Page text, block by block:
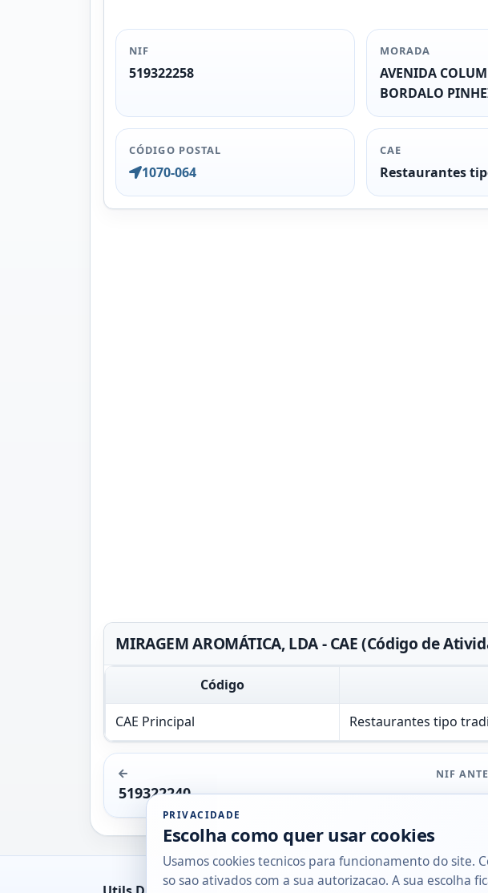
NIF
519322258
MORADA
AVENIDA
BORDALO
CÓDIGO POSTAL
1070-064
CAE
Restaurantes
MIRAGEM AROMÁTICA, LDA - CAE (Código de
Código
CAE Principal Restaurantes tipo
NIF
519322240
PRIVACIDADE
Escolha como quer usar cookies
Usamos cookies tecnicos para funcionamento do site.
so sao ativados com a sua autorizacao. A sua escolha